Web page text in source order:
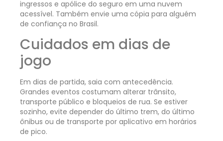
ingressos e apólice do seguro em uma nuvem
acessível. Também envie uma cópia para alguém
de confiança no Brasil.
Cuidados em dias de
jogo
Em dias de partida, saia com antecedência.
Grandes eventos costumam alterar trânsito,
transporte público e bloqueios de rua. Se estiver
sozinho, evite depender do último trem, do último
ônibus ou de transporte por aplicativo em horários
de pico.